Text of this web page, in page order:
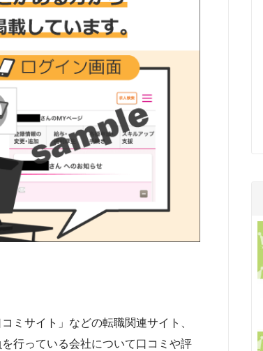
ミサイト」などの転職関連サイト、
行っている会社について口コミや評